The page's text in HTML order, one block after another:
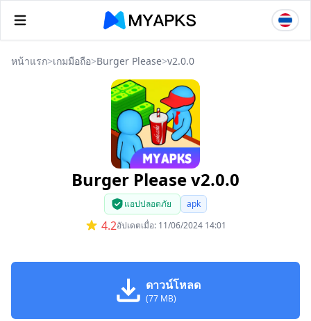
หน้าแรก>เกมมือถือ>Burger Please>v2.0.0
Burger Please v2.0.0
แอปปลอดภัย apk
4.2อัปเดตเมื่อ: 11/06/2024 14:01
ดาวน์โหลด
(77 MB)